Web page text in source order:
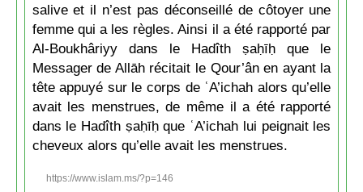
salive et il n’est pas déconseillé de côtoyer une
femme qui a les règles. Ainsi il a été rapporté par
Al-Boukhâriyy dans le Hadîth ṣaḥīḥ que le
Messager de Allāh récitait le Qour’ân en ayant la
tête appuyé sur le corps de ʿA’ichah alors qu’elle
avait les menstrues, de même il a été rapporté
dans le Hadîth ṣaḥīḥ que ʿA’ichah lui peignait les
cheveux alors qu’elle avait les menstrues.
https://www.islam.ms/?p=146